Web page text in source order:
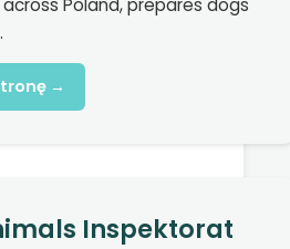
Poland, prepares dogs
→
Inspektorat